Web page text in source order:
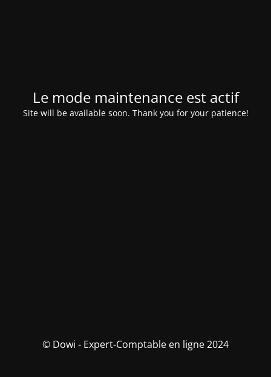
Le mode maintenance est actif
Site will be available soon. Thank you for your patience!
© Dowi - Expert-Comptable en ligne 2024